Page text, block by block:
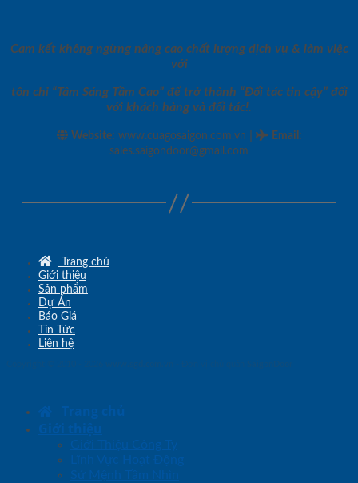
Cam kết không ngừng nâng cao chất lượng dịch vụ & làm việc
với
tôn chỉ “Tâm Sáng Tầm Cao” để trở thành “Đối tác tin cậy” đối
với khách hàng và đối tác!.
Website: www.cuagosaigon.com.vn Email :
sales.saigondoor@gmail.com
Trang chủ
Giới thiệu
Sản phẩm
Dự Án
Báo Giá
Tin Tức
Liên hệ
Trang chủ
Giới thiệu
Giới Thiệu Công Ty
Lĩnh Vực Hoạt Động
Sứ Mệnh Tầm Nhìn